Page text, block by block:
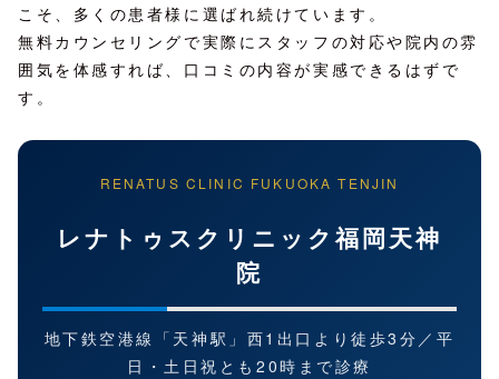
こそ、多くの患者様に選ばれ続けています。
無料カウンセリングで実際にスタッフの対応や院内の雰
囲気を体感すれば、口コミの内容が実感できるはずで
す。
RENATUS CLINIC FUKUOKA TENJIN
レナトゥスクリニック福岡天神
院
地下鉄空港線「天神駅」西1出口より徒歩3分／平
日・土日祝とも20時まで診療